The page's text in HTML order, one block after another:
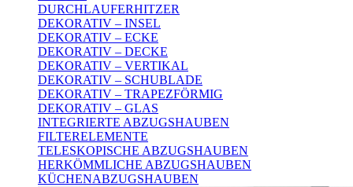
DURCHLAUFERHITZER
DEKORATIV – INSEL
DEKORATIV – ECKE
DEKORATIV – DECKE
DEKORATIV – VERTIKAL
DEKORATIV – SCHUBLADE
DEKORATIV – TRAPEZFÖRMIG
DEKORATIV – GLAS
INTEGRIERTE ABZUGSHAUBEN
FILTERELEMENTE
TELESKOPISCHE ABZUGSHAUBEN
HERKÖMMLICHE ABZUGSHAUBEN
KÜCHENABZUGSHAUBEN